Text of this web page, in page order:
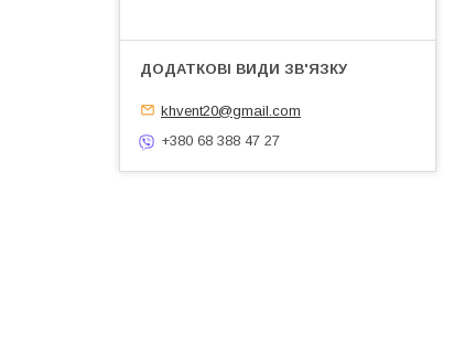
khvent20@gmail.com
+380 68 388 47 27